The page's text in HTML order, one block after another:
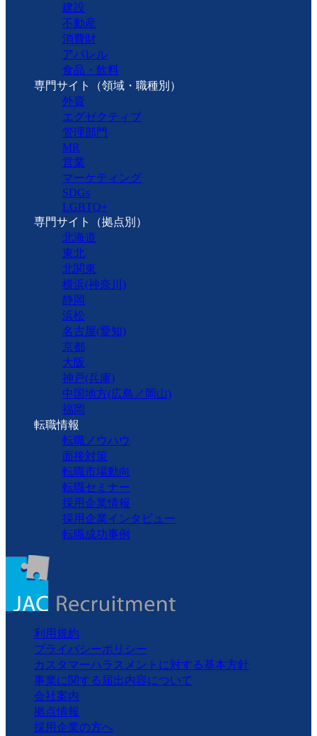
建設
不動産
消費財
アパレル
食品・飲料
専門サイト（領域・職種別）
外資
エグゼクティブ
管理部門
MR
営業
マーケティング
SDGs
LGBTQ+
専門サイト（拠点別）
北海道
東北
北関東
横浜(神奈川)
静岡
浜松
名古屋(愛知)
京都
大阪
神戸(兵庫)
中国地方(広島／岡山)
福岡
転職情報
転職ノウハウ
面接対策
転職市場動向
転職セミナー
採用企業情報
採用企業インタビュー
転職成功事例
利用規約
プライバシーポリシー
カスタマーハラスメントに対する基本方針
事業に関する届出内容について
会社案内
拠点情報
採用企業の方へ